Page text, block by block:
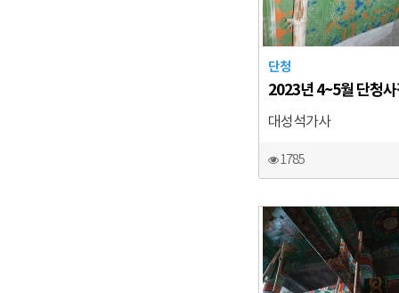
단청
2023년 4~5월 단청
대성석가사
1785